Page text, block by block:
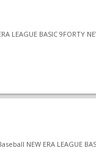
LEAGUE BASIC 9FORTY
NEW ERA LEAGUE